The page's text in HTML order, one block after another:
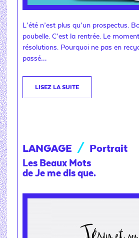
L’été n’est plus qu’un prospectus.
poubelle. C’est la rentrée. Le
résolutions. Pourquoi ne pas en
passé…
LISEZ LA SUITE
LANGAGE / Portrait
Les Beaux Mots
de Je me dis que.